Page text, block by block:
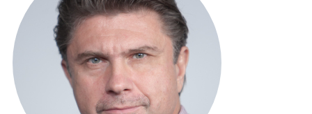
Регистрация